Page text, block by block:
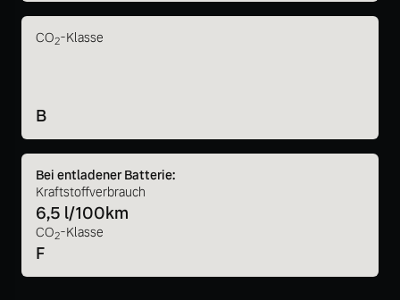
CO2-Klasse
B
Bei entladener Batterie:
Kraftstoffverbrauch
6,5 l/100km
CO2-Klasse
F